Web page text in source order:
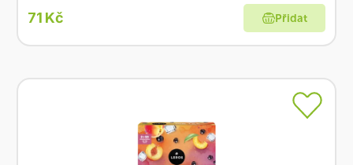
71 Kč Přidat